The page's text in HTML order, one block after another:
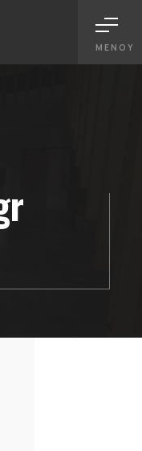
ΜΕΝΟΎ